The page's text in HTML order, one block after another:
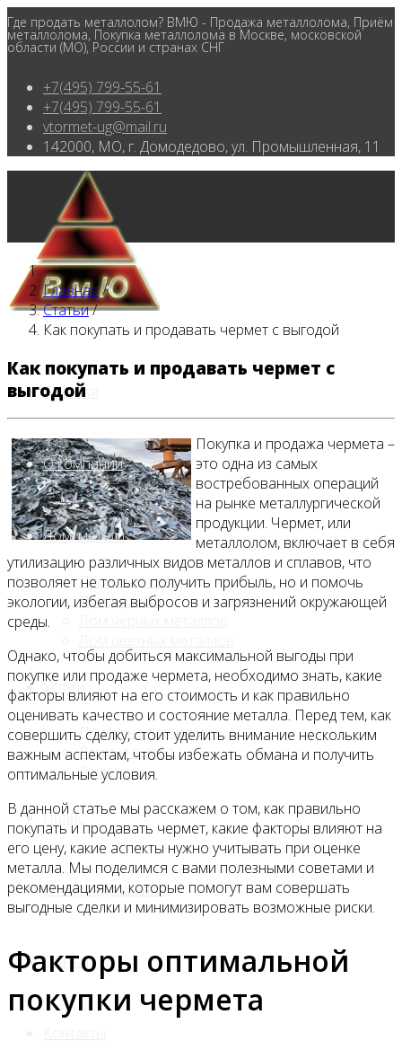
Где продать металлолом? ВМЮ - Продажа металлолома, Приём
металлолома, Покупка металлолома в Москве, московской
области (МО), России и странах СНГ
+7(495) 799-55-61
+7(495) 799-55-61
vtormet-ug@mail.ru
142000, МО, г. Домодедово, ул. Промышленная, 11
Главная
О компании
Лом, металл
Продажа лома
Прием лома
Услуги
Приём на площадке
Резка и вывоз
Демонтаж
Прайс
Спецпредложения
Статьи
Главная/
Статьи/
Как покупать и продавать чермет с выгодой
Как покупать и продавать чермет с
выгодой
Покупка и продажа чермета –
это одна из самых
востребованных операций
на рынке металлургической
продукции. Чермет, или
металлолом, включает в себя
утилизацию различных видов металлов и сплавов, что
позволяет не только получить прибыль, но и помочь
экологии, избегая выбросов и загрязнений окружающей
среды.
Однако, чтобы добиться максимальной выгоды при
покупке или продаже чермета, необходимо знать, какие
факторы влияют на его стоимость и как правильно
оценивать качество и состояние металла. Перед тем, как
совершить сделку, стоит уделить внимание нескольким
важным аспектам, чтобы избежать обмана и получить
оптимальные условия.
В данной статье мы расскажем о том, как правильно
покупать и продавать чермет, какие факторы влияют на
его цену, какие аспекты нужно учитывать при оценке
металла. Мы поделимся с вами полезными советами и
рекомендациями, которые помогут вам совершать
выгодные сделки и минимизировать возможные риски.
Факторы оптимальной
покупки чермета